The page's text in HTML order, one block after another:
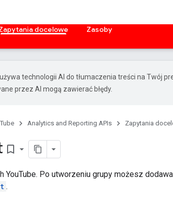
docelowe Zasoby
technologii AI do tłumaczenia treści na Twój
przez AI mogą zawierać błędy.
Analytics and Reporting APIs Zapytania
bookmark_border
YouTube. Po utworzeniu grupy możesz
.